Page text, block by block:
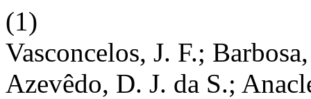
(1)
Vasconcelos, J. F.;
Azevêdo, D. J. da S.;